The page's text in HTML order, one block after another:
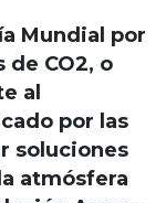
Mundial por
de CO2, o
al
por las
soluciones
atmósfera